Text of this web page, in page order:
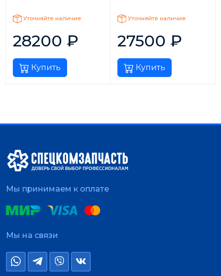
Уточняйте наличие
28200 ₽
Купить
Уточняйте наличие
27500 ₽
Купить
Мы принимаем к оплате
Мы на связи